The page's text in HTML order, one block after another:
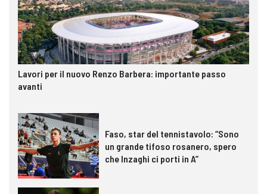
Lavori per il nuovo Renzo Barbera: importante passo
avanti
Faso, star del tennistavolo: “Sono
un grande tifoso rosanero, spero
che Inzaghi ci porti in A”